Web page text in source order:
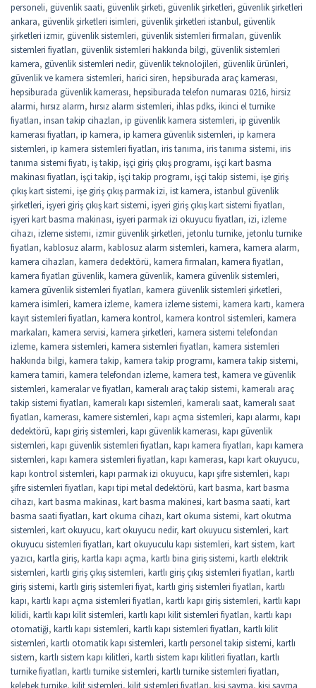
personeli, güvenlik saati, güvenlik şirketi, güvenlik şirketleri, güvenlik şirketleri
ankara, güvenlik şirketleri isimleri, güvenlik şirketleri istanbul, güvenlik
şirketleri izmir, güvenlik sistemleri, güvenlik sistemleri firmaları, güvenlik
sistemleri fiyatları, güvenlik sistemleri hakkında bilgi, güvenlik sistemleri
kamera, güvenlik sistemleri nedir, güvenlik teknolojileri, güvenlik ürünleri,
güvenlik ve kamera sistemleri, harici siren, hepsiburada araç kamerası,
hepsiburada güvenlik kamerası, hepsiburada telefon numarası 0216, hirsiz
alarmi, hırsız alarm, hırsız alarm sistemleri, ihlas pdks, ikinci el turnike
fiyatları, insan takip cihazları, ip güvenlik kamera sistemleri, ip güvenlik
kamerası fiyatları, ip kamera, ip kamera güvenlik sistemleri, ip kamera
sistemleri, ip kamera sistemleri fiyatları, iris tanıma, iris tanıma sistemi, iris
tanıma sistemi fiyatı, iş takip, işçi giriş çıkış programı, işçi kart basma
makinası fiyatları, işçi takip, işçi takip programı, işçi takip sistemi, işe giriş
çıkış kart sistemi, işe giriş çıkış parmak izi, ist kamera, istanbul güvenlik
şirketleri, işyeri giriş çıkış kart sistemi, işyeri giriş çıkış kart sistemi fiyatları,
işyeri kart basma makinası, işyeri parmak izi okuyucu fiyatları, izi, izleme
cihazı, izleme sistemi, izmir güvenlik şirketleri, jetonlu turnike, jetonlu turnike
fiyatları, kablosuz alarm, kablosuz alarm sistemleri, kamera, kamera alarm,
kamera cihazları, kamera dedektörü, kamera firmaları, kamera fiyatları,
kamera fiyatları güvenlik, kamera güvenlik, kamera güvenlik sistemleri,
kamera güvenlik sistemleri fiyatları, kamera güvenlik sistemleri şirketleri,
kamera isimleri, kamera izleme, kamera izleme sistemi, kamera kartı, kamera
kayıt sistemleri fiyatları, kamera kontrol, kamera kontrol sistemleri, kamera
markaları, kamera servisi, kamera şirketleri, kamera sistemi telefondan
izleme, kamera sistemleri, kamera sistemleri fiyatları, kamera sistemleri
hakkında bilgi, kamera takip, kamera takip programı, kamera takip sistemi,
kamera tamiri, kamera telefondan izleme, kamera test, kamera ve güvenlik
sistemleri, kameralar ve fiyatları, kameralı araç takip sistemi, kameralı araç
takip sistemi fiyatları, kameralı kapı sistemleri, kameralı saat, kameralı saat
fiyatları, kamerası, kamere sistemleri, kapı açma sistemleri, kapı alarmı, kapı
dedektörü, kapı giriş sistemleri, kapı güvenlik kamerası, kapı güvenlik
sistemleri, kapı güvenlik sistemleri fiyatları, kapı kamera fiyatları, kapı kamera
sistemleri, kapı kamera sistemleri fiyatları, kapı kamerası, kapı kart okuyucu,
kapı kontrol sistemleri, kapı parmak izi okuyucu, kapı şifre sistemleri, kapı
şifre sistemleri fiyatları, kapı tipi metal dedektörü, kart basma, kart basma
cihazı, kart basma makinası, kart basma makinesi, kart basma saati, kart
basma saati fiyatları, kart okuma cihazı, kart okuma sistemi, kart okutma
sistemleri, kart okuyucu, kart okuyucu nedir, kart okuyucu sistemleri, kart
okuyucu sistemleri fiyatları, kart okuyuculu kapı sistemleri, kart sistem, kart
yazıcı, kartla giriş, kartla kapı açma, kartlı bina giriş sistemi, kartlı elektrik
sistemleri, kartlı giriş çıkış sistemleri, kartlı giriş çıkış sistemleri fiyatları, kartlı
giriş sistemi, kartlı giriş sistemleri fiyat, kartlı giriş sistemleri fiyatları, kartlı
kapı, kartlı kapı açma sistemleri fiyatları, kartlı kapı giriş sistemleri, kartlı kapı
kilidi, kartlı kapı kilit sistemleri, kartlı kapı kilit sistemleri fiyatları, kartlı kapı
otomatiği, kartlı kapı sistemleri, kartlı kapı sistemleri fiyatları, kartlı kilit
sistemleri, kartlı otomatik kapı sistemleri, kartlı personel takip sistemi, kartlı
sistem, kartlı sistem kapı kilitleri, kartlı sistem kapı kilitleri fiyatları, kartlı
turnike fiyatları, kartlı turnike sistemleri, kartlı turnike sistemleri fiyatları,
kelebek turnike, kilit sistemleri, kilit sistemleri fiyatları, kişi sayma, kişi sayma